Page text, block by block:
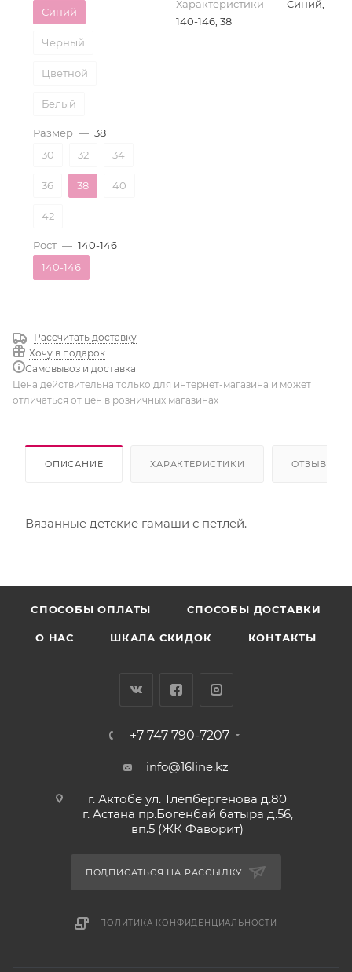
Синий
Черный
Цветной
Белый
Размер — 38
30
32 34
36 38 40
42
Рост — 140-146
140-146
Рассчитать доставку
Хочу в подарок
Самовывоз и доставка
Характеристики — Синий,
140-146, 38
Цена действительна только для интернет-магазина и может
отличаться от цен в розничных магазинах
ОПИСАНИЕ ХАРАКТЕРИСТИКИ ОТЗЫВЫ
Вязанные детские гамаши с петлей.
CПОСОБЫ ОПЛАТЫ СПОСОБЫ ДОСТАВКИ
О НАС ШКАЛА СКИДОК КОНТАКТЫ
+7 747 790-7207
info@16line.kz
г. Актобе ул. Тлепбергенова д.80
г. Астана пр.Богенбай батыра д.56,
вп.5 (ЖК Фаворит)
ПОДПИСАТЬСЯ НА РАССЫЛКУ
ПОЛИТИКА КОНФИДЕНЦИАЛЬНОСТИ